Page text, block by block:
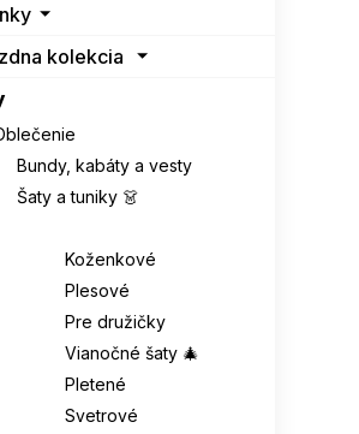
kolekcia
Bundy, kabáty a vesty
Šaty a tuniky 👗
Koženkové
Plesové
Pre družičky
Vianočné šaty 🎄
Pletené
Svetrové